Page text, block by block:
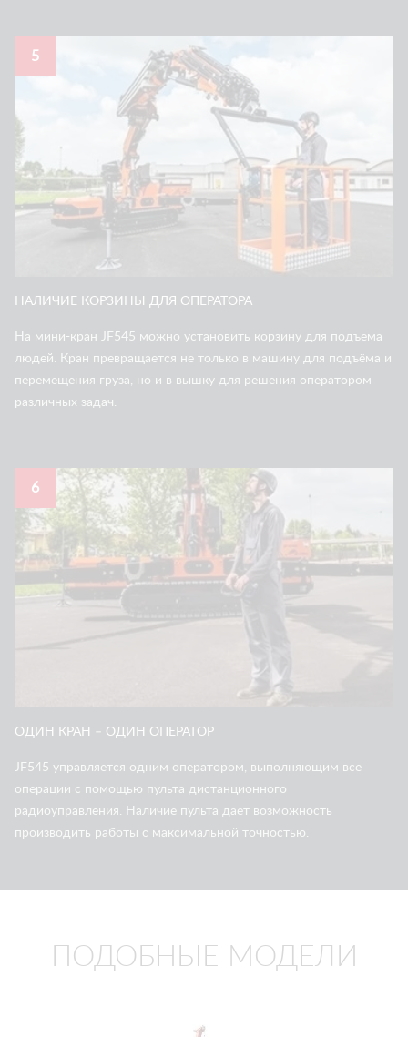
5
НАЛИЧИЕ КОРЗИНЫ ДЛЯ ОПЕРАТОРА
На мини-кран JF545 можно установить корзину для подъема
людей. Кран превращается не только в машину для подъёма и
перемещения груза, но и в вышку для решения оператором
различных задач.
6
ОДИН КРАН – ОДИН ОПЕРАТОР
JF545 управляется одним оператором, выполняющим все
операции с помощью пульта дистанционного
радиоуправления. Наличие пульта дает возможность
производить работы с максимальной точностью.
ПОДОБНЫЕ МОДЕЛИ